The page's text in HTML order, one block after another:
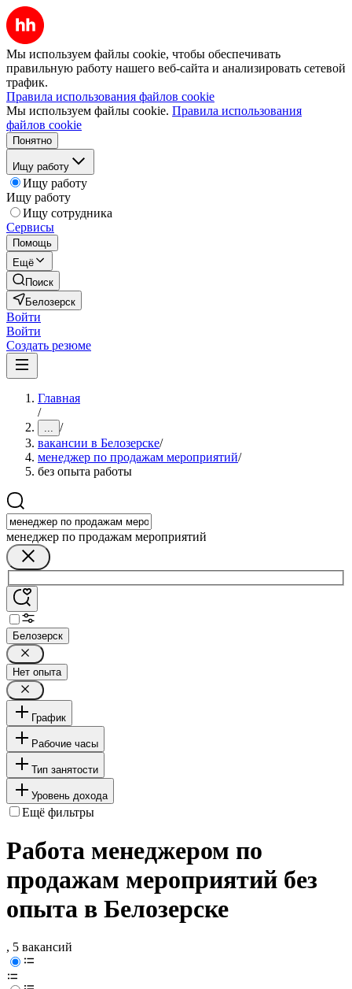
Мы используем файлы cookie, чтобы обеспечивать
правильную работу нашего веб-сайта и анализировать сетевой
трафик.
Правила использования файлов cookie
Мы используем файлы cookie. Правила использования
файлов cookie
Понятно
Ищу работу
Ищу работу
Ищу работу
Ищу сотрудника
Сервисы
Помощь
Ещё
Поиск
Белозерск
Войти
Войти
Создать резюме
Главная
/
... /
вакансии в Белозерске/
менеджер по продажам мероприятий/
без опыта работы
менеджер по продажам мероприятий
Белозерск
Нет опыта
График
Рабочие часы
Тип занятости
Уровень дохода
Ещё фильтры
Работа менеджером по
продажам мероприятий без
опыта в Белозерске
, 5 вакансий